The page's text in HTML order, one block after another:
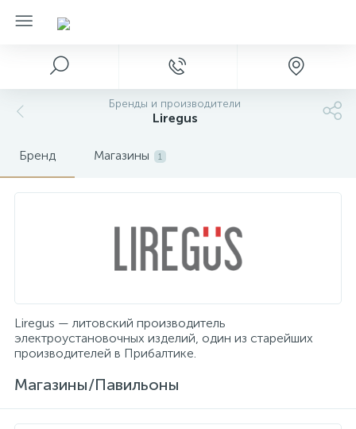
Бренды и производители
Liregus
Бренд Магазины 1
Liregus — литовский производитель
электроустановочных изделий, один из старейших
производителей в Прибалтике.
Магазины/Павильоны